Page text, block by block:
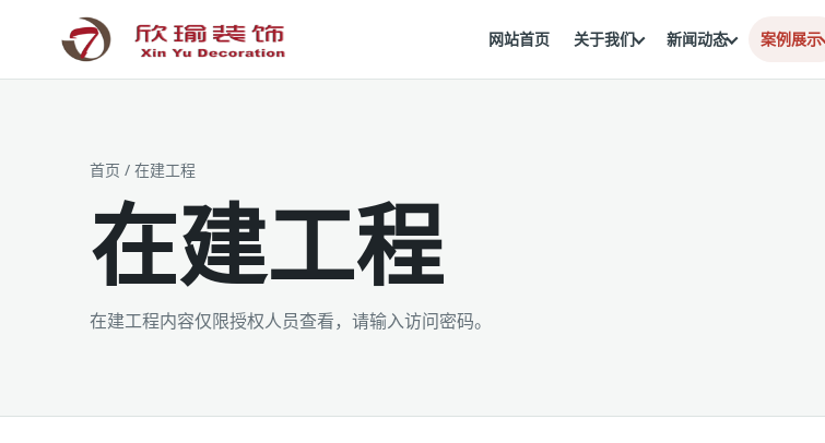
工装为主 · 家装为辅 · 设计施工
网站首页 关于我们 新闻动态 案例展示
首页 / 在建工程
在建工程
在建工程内容仅限授权人员查看，请输入访问密码。